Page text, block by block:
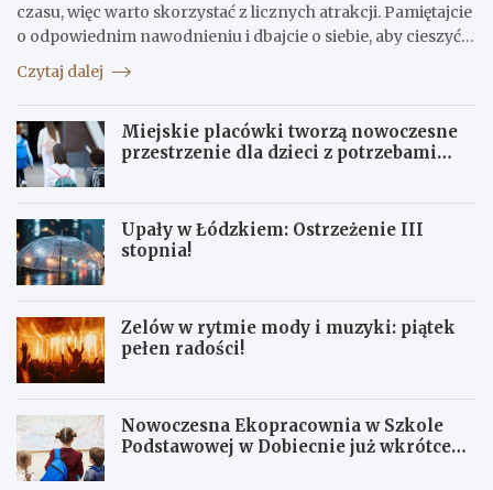
czasu, więc warto skorzystać z licznych atrakcji. Pamiętajcie
o odpowiednim nawodnieniu i dbajcie o siebie, aby cieszyć…
Czytaj dalej
Miejskie placówki tworzą nowoczesne
przestrzenie dla dzieci z potrzebami
Upały w Łódzkiem: Ostrzeżenie III
stopnia!
Zelów w rytmie mody i muzyki: piątek
pełen radości!
Nowoczesna Ekopracownia w Szkole
Podstawowej w Dobiecnie już wkrótce
S
U